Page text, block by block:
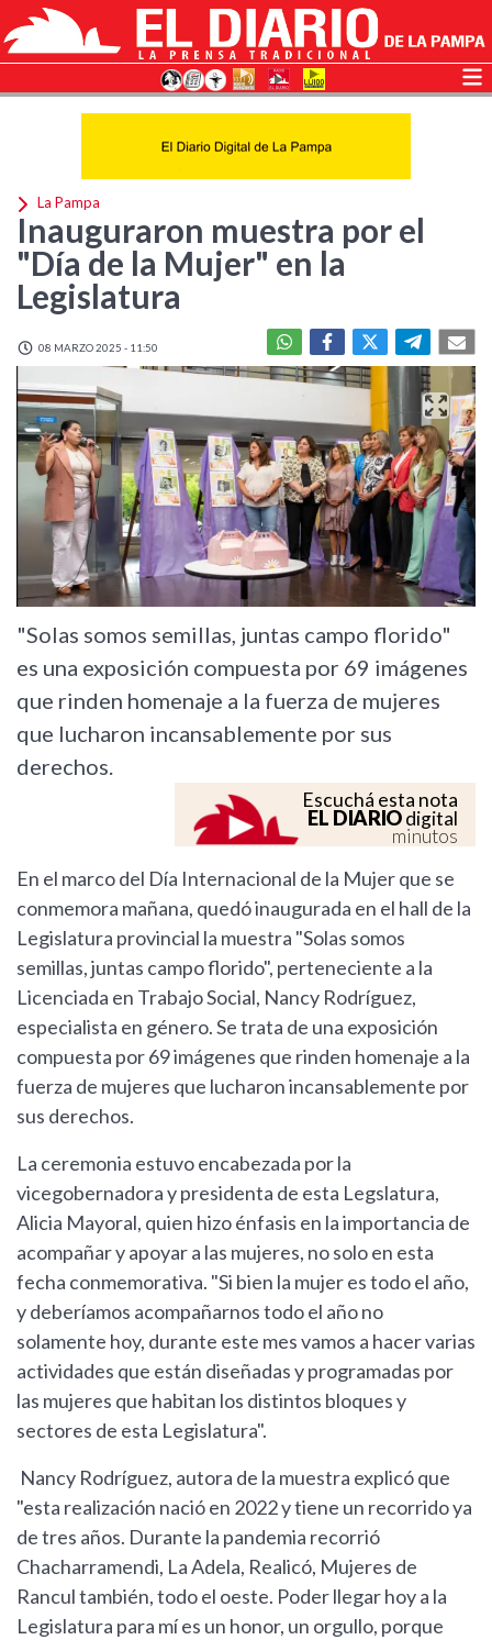
La Pampa
Inauguraron muestra por el
"Día de la Mujer" en la
Legislatura
08 MARZO 2025 - 11:50
"Solas somos semillas, juntas campo florido"
es una exposición compuesta por 69 imágenes
que rinden homenaje a la fuerza de mujeres
que lucharon incansablemente por sus
derechos.
Escuchá esta nota
EL DIARIOdigital
minutos
En el marco del Día Internacional de la Mujer que se
conmemora mañana, quedó inaugurada en el hall de la
Legislatura provincial la muestra "Solas somos
semillas, juntas campo florido", perteneciente a la
Licenciada en Trabajo Social, Nancy Rodríguez,
especialista en género. Se trata de una exposición
compuesta por 69 imágenes que rinden homenaje a la
fuerza de mujeres que lucharon incansablemente por
sus derechos.
La ceremonia estuvo encabezada por la
vicegobernadora y presidenta de esta Legslatura,
Alicia Mayoral, quien hizo énfasis en la importancia de
acompañar y apoyar a las mujeres, no solo en esta
fecha conmemorativa. "Si bien la mujer es todo el año,
y deberíamos acompañarnos todo el año no
solamente hoy, durante este mes vamos a hacer varias
actividades que están diseñadas y programadas por
las mujeres que habitan los distintos bloques y
sectores de esta Legislatura".
Nancy Rodríguez, autora de la muestra explicó que
"esta realización nació en 2022 y tiene un recorrido ya
de tres años. Durante la pandemia recorrió
Chacharramendi, La Adela, Realicó, Mujeres de
Rancul también, todo el oeste. Poder llegar hoy a la
Legislatura para mí es un honor, un orgullo, porque